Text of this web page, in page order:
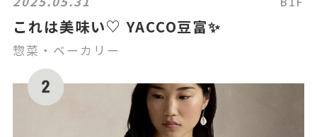
これは美味い♡ YACCO豆富✨
惣菜・ベーカリー